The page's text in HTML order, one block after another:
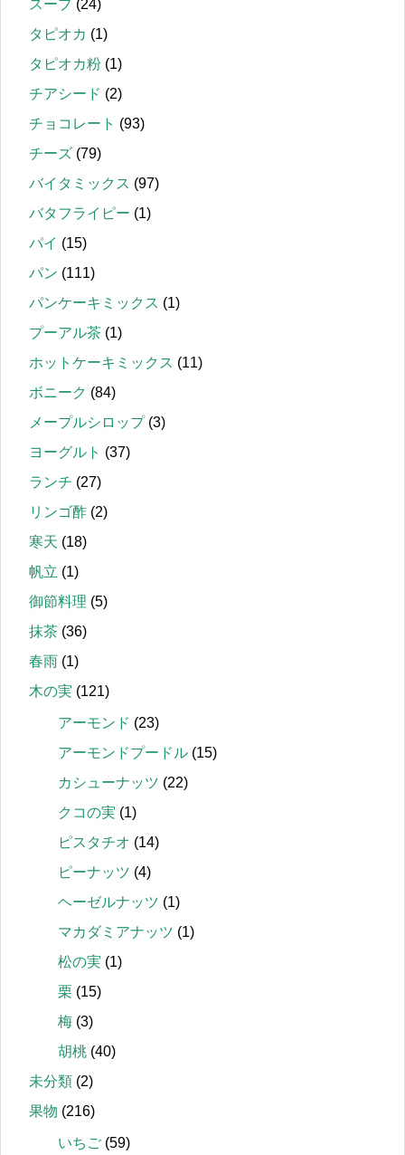
スープ (24)
タピオカ (1)
タピオカ粉 (1)
チアシード (2)
チョコレート (93)
チーズ (79)
バイタミックス (97)
バタフライピー (1)
パイ (15)
パン (111)
パンケーキミックス (1)
プーアル茶 (1)
ホットケーキミックス (11)
ボニーク (84)
メープルシロップ(3)
ヨーグルト (37)
ランチ (27)
リンゴ酢 (2)
寒天 (18)
帆立 (1)
御節料理 (5)
抹茶 (36)
春雨 (1)
木の実 (121)
アーモンド (23)
アーモンドプードル (15)
カシューナッツ (22)
クコの実 (1)
ピスタチオ (14)
ピーナッツ (4)
ヘーゼルナッツ (1)
マカダミアナッツ (1)
松の実 (1)
栗 (15)
梅 (3)
胡桃 (40)
未分類 (2)
果物 (216)
いちご (59)